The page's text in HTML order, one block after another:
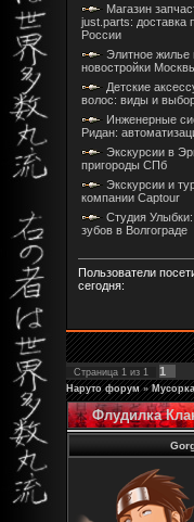
Магазин
just.parts: доставка
России
Элитное жилье
новостройки
Детские
волос: виды и
Инженерные
Ридан:
Экскурсии в
пригороды СПб
Экскурсии и
компании Captour
Студия
зубов в Волгограде
Пользователи
сегодня:
Страница 1 из 1 1
Наруто форум » Мусорка
Флудилка